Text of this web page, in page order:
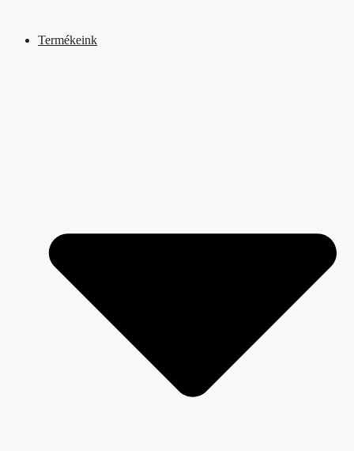
tartalombaTermékeink